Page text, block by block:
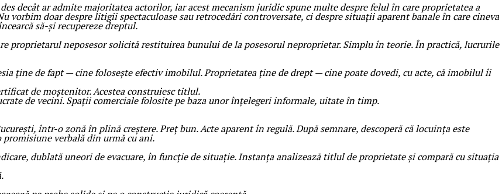
decât ar admite majoritatea actorilor, iar acest mecanism juridic spune multe despre felul în care proprietatea a
vorbim doar despre litigii spectaculoase sau retrocedări controversate, ci despre situații aparent banale în care cineva
să-și recupereze dreptul.
proprietarul neposesor solicită restituirea bunului de la posesorul neproprietar. Simplu în teorie. În practică, lucrurile
ține de fapt — cine folosește efectiv imobilul. Proprietatea ține de drept — cine poate dovedi, cu acte, că imobilul îi
de moștenitor. Acestea construiesc titlul.
de vecini. Spații comerciale folosite pe baza unor înțelegeri informale, uitate în timp.
într-o zonă în plină creștere. Preț bun. Acte aparent în regulă. După semnare, descoperă că locuința este
promisiune verbală din urmă cu ani.
dublată uneori de evacuare, în funcție de situație. Instanța analizează titlul de proprietate și compară cu situația